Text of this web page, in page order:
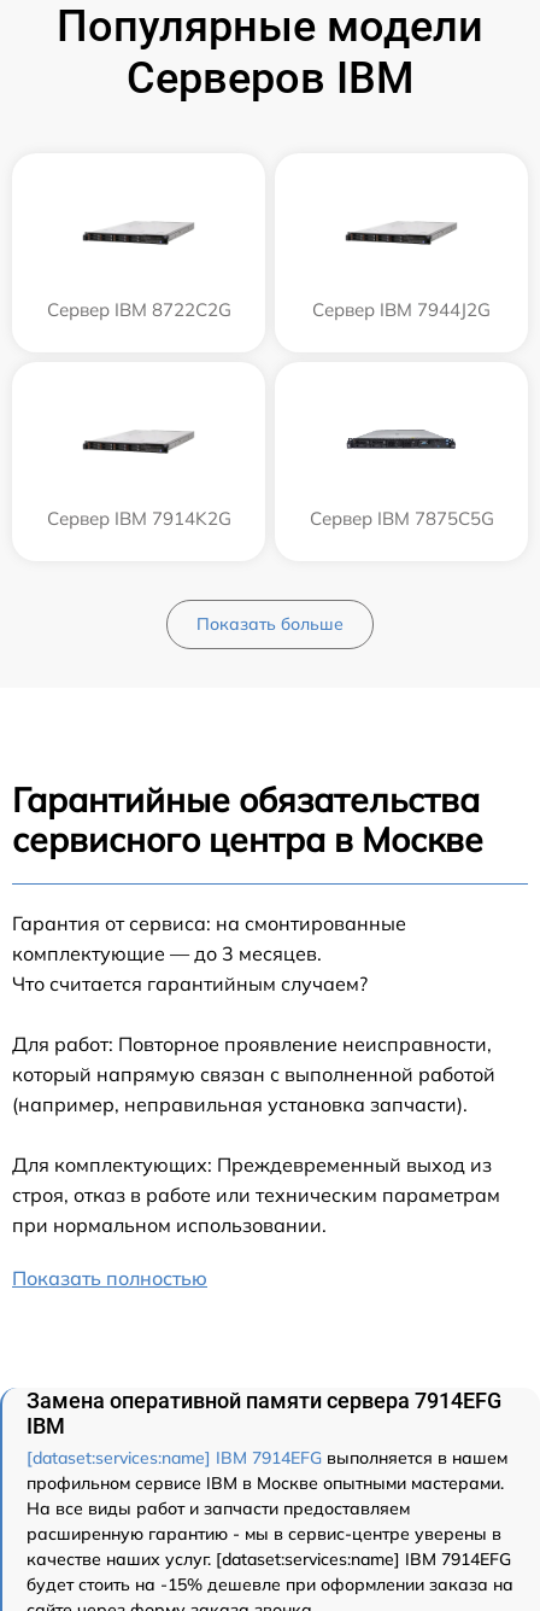
Популярные модели
Серверов IBM
Сервер IBM 8722C2G Сервер IBM 7944J2G
Сервер IBM 7914K2G Сервер IBM 7875C5G
Показать больше
Гарантийные обязательства
сервисного центра в Москве
Гарантия от сервиса: на смонтированные
комплектующие — до 3 месяцев.
Что считается гарантийным случаем?
Для работ: Повторное проявление неисправности,
который напрямую связан с выполненной работой
(например, неправильная установка запчасти).
Для комплектующих: Преждевременный выход из
строя, отказ в работе или техническим параметрам
при нормальном использовании.
Показать полностью
Замена оперативной памяти сервера 7914EFG
IBM
[dataset:services:name] IBM 7914EFG выполняется в нашем
профильном сервисе IBM в Москве опытными мастерами.
На все виды работ и запчасти предоставляем
расширенную гарантию - мы в сервис-центре уверены в
качестве наших услуг. [dataset:services:name] IBM 7914EFG
будет стоить на -15% дешевле при оформлении заказа на